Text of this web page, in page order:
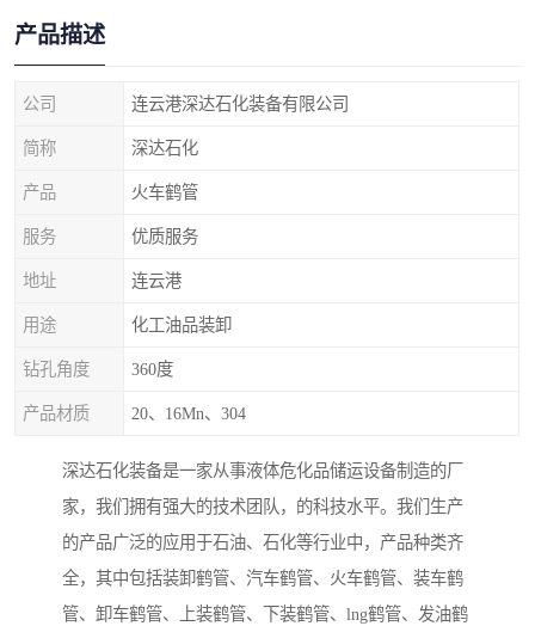
产品描述
公司 连云港深达石化装备有限公司
简称 深达石化
产品 火车鹤管
服务 优质服务
地址 连云港
用途 化工油品装卸
钻孔角度 360度
产品材质 20、16Mn、304
深达石化装备是一家从事液体危化品储运设备制造的厂
家，我们拥有强大的技术团队，的科技水平。我们生产
的产品广泛的应用于石油、石化等行业中，产品种类齐
全，其中包括装卸鹤管、汽车鹤管、火车鹤管、装车鹤
管、卸车鹤管、上装鹤管、下装鹤管、lng鹤管、发油鹤